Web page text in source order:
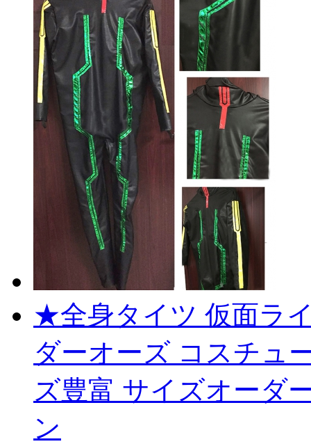
★全身タイツ 仮面ラ
ダーオーズ コスチュ
ズ豊富 サイズオーダ
ン